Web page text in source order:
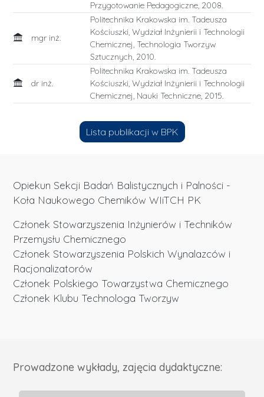
Przygotowanie Pedagogiczne, 2008.
mgr inż.
Politechnika Krakowska im. Tadeusza
Kościuszki, Wydział Inżynierii i Technologii
Chemicznej, Technologia Tworzyw
Sztucznych, 2010.
dr inż.
Politechnika Krakowska im. Tadeusza
Kościuszki, Wydział Inżynierii i Technologii
Chemicznej, Nauki Techniczne, 2015.
Lista publikacji w BPK
Opiekun Sekcji Badań Balistycznych i Palności -
Koła Naukowego Chemików WIiTCH PK
Członek Stowarzyszenia Inżynierów i Techników
Przemysłu Chemicznego
Członek Stowarzyszenia Polskich Wynalazców i
Racjonalizatorów
Członek Polskiego Towarzystwa Chemicznego
Członek Klubu Technologa Tworzyw
Prowadzone wykłady, zajęcia dydaktyczne: